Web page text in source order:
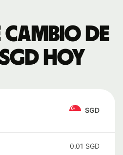
cambio de
SGD hoy
SGD
0.01 SGD